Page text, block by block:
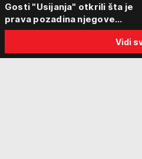
Gosti "Usijanja" otkrili šta je
prava pozadina njegove
posete Beogradu
Vidi